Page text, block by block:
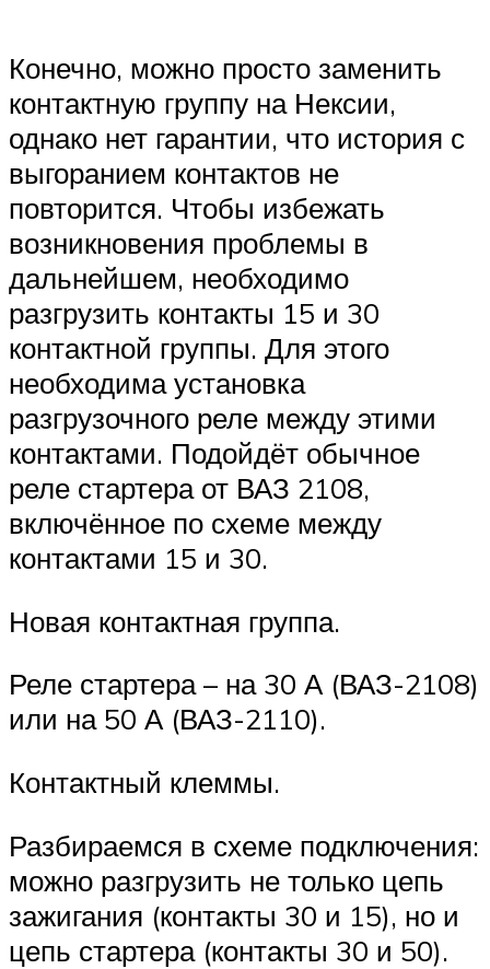
Конечно, можно просто заменить
контактную группу на Нексии,
однако нет гарантии, что история с
выгоранием контактов не
повторится. Чтобы избежать
возникновения проблемы в
дальнейшем, необходимо
разгрузить контакты 15 и 30
контактной группы. Для этого
необходима установка
разгрузочного реле между этими
контактами. Подойдёт обычное
реле стартера от ВАЗ 2108,
включённое по схеме между
контактами 15 и 30.
Новая контактная группа.
Реле стартера – на 30 А (ВАЗ-2108)
или на 50 А (ВАЗ-2110).
Контактный клеммы.
Разбираемся в схеме подключения:
можно разгрузить не только цепь
зажигания (контакты 30 и 15), но и
цепь стартера (контакты 30 и 50).